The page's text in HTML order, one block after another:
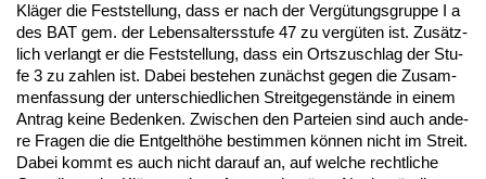
Kläger die Fest­stel­lung, dass er nach der Vergütungs­grup­pe I a
des BAT gem. der Le­bens­al­ters­stu­fe 47 zu vergüten ist. Zusätz­
lich ver­langt er die Fest­stel­lung, dass ein Orts­zu­schlag der Stu­
fe 3 zu zah­len ist. Da­bei be­ste­hen zunächst ge­gen die Zu­sam­
men­fas­sung der un­ter­schied­li­chen Streit­ge­genstände in ei­nem
An­trag kei­ne Be­den­ken. Zwi­schen den Par­tei­en sind auch an­de­
re Fra­gen die die Ent­gelthöhe be­stim­men können nicht im Streit.
Da­bei kommt es auch nicht dar­auf an, auf wel­che recht­li­che